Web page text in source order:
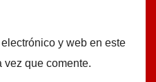
y web en este
vez que comente.